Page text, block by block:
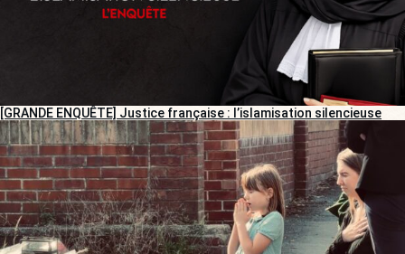
[GRANDE ENQUÊTE] Justice française : l’islamisation silencieuse